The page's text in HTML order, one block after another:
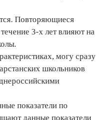
Повторяющиеся
3-х лет влияют на
могу сразу
школьников
показатели по
данные показатели